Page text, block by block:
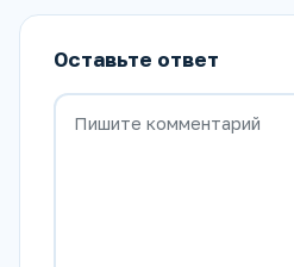
Оставьте ответ